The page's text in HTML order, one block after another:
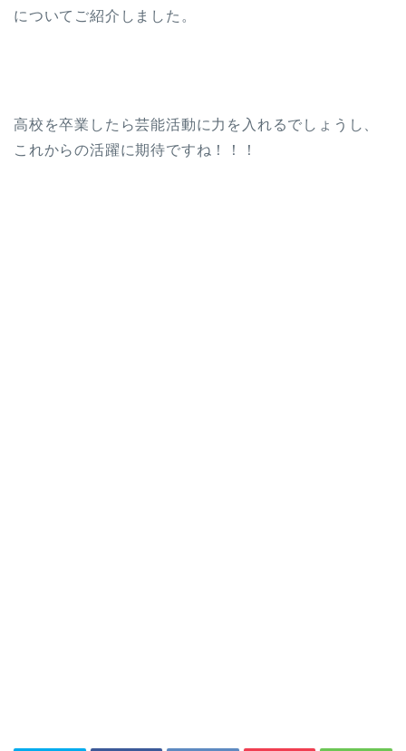
についてご紹介しました。
高校を卒業したら芸能活動に力を入れるでしょうし、
これからの活躍に期待ですね！！！